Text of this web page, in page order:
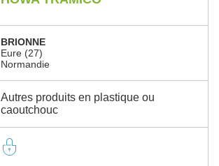
BRIONNE
Eure (27)
Normandie
Autres produits en plastique ou
caoutchouc